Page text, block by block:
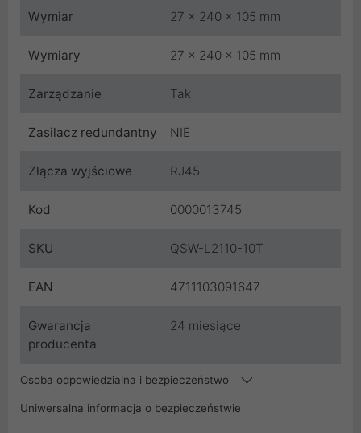
Wymiar 27 x 240 x 105 mm
Wymiary 27 x 240 x 105 mm
Zarządzanie Tak
Zasilacz redundantny NIE
Złącza wyjściowe RJ45
Kod 0000013745
SKU QSW-L2110-10T
EAN 4711103091647
Gwarancja
producenta
24 miesiące
Osoba odpowiedzialna i bezpieczeństwo
Uniwersalna informacja o bezpieczeństwie